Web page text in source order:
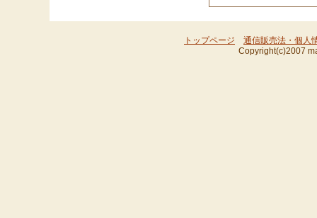
トップページ
通信販売法・個人
Copyright(c)2007